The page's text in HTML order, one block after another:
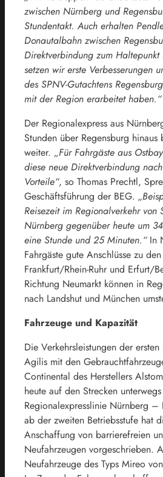
zwischen Nürnberg und
Stundentakt. Auch erhalten
Donautalbahn zwischen
Direktverbindung zum
setzen wir erste Verbesserungen
des SPNV-Gutachtens
mit der Region erarbeitet haben.“
Der Regionalexpress aus
Stunden über Regensburg hinaus
weiter. „Für Fahrgäste aus
diese neue Direktverbindung
Vorteile“, so Thomas Prechtl,
Geschäftsführung der BEG.
Reisezeit im Regionalverkehr von
Nürnberg gegenüber heute um
eine Stunde und 25 Minuten.“In
Fahrgäste gute Anschlüsse zu
Frankfurt/Rhein-Ruhr und Erfurt/
Richtung Neumarkt können in
nach Landshut und München
Fahrzeuge und Kapazität
Die Verkehrsleistungen der
Agilis mit den
Continental des Herstellers
heute auf den Strecken
Regionalexpresslinie Nürnberg
ab der zweiten Betriebsstufe hat
Anschaffung von barrierefreien
Neufahrzeugen vorgeschrieben.
Neufahrzeuge des Typs Mireo